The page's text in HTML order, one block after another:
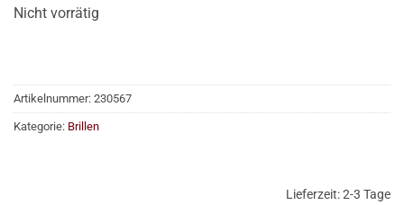
Nicht vorrätig
Artikelnummer: 230567
Kategorie: Brillen
Lieferzeit:2-3 Tage